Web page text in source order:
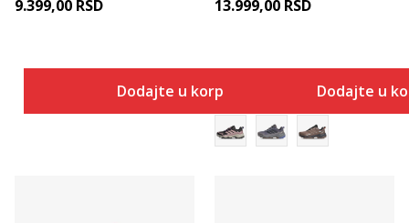
9.399,00 RSD
Dodajte u korpu
13.999,00 RSD
Dodajte u